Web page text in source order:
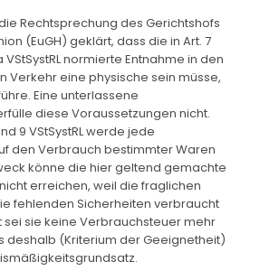
Rechtsprechung des Gerichtshofs
(EuGH) geklärt, dass die in Art. 7
VStSystRL normierte Entnahme in den
Verkehr eine physische sein müsse,
Eine unterlassene
diese Voraussetzungen nicht.
9 VStSystRL werde jede
den Verbrauch bestimmter Waren
könne die hier geltend gemachte
erreichen, weil die fraglichen
fehlenden Sicherheiten verbraucht
sei sie keine Verbrauchsteuer mehr
deshalb (Kriterium der Geeignetheit)